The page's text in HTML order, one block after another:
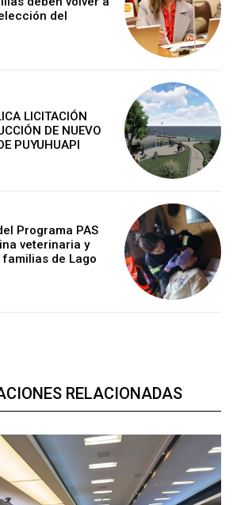
del
LICITACIÓN
DE NUEVO
PUYUHUAPI
Programa PAS
veterinaria y
de Lago
RELACIONADAS